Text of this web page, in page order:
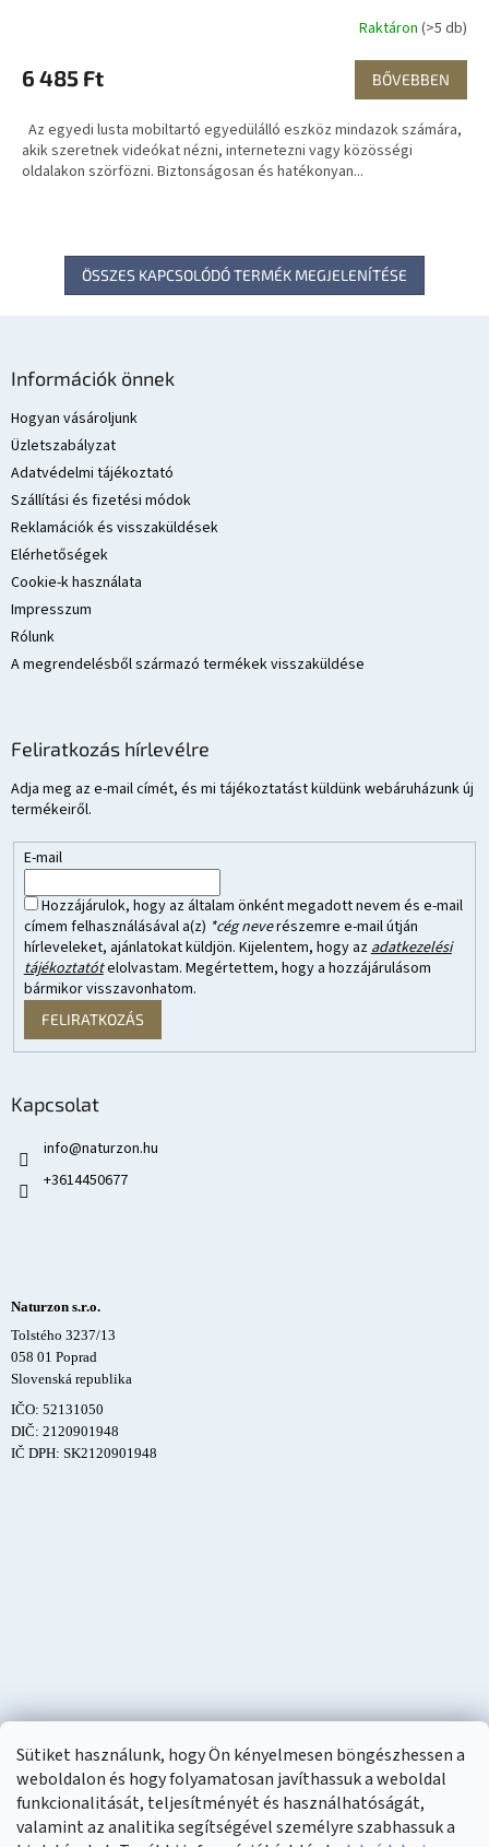
Sütiket használunk, hogy Ön kényelmesen böngészhessen a
weboldalon és hogy folyamatosan javíthassuk a weboldal
funkcionalitását, teljesítményét és használhatóságát,
valamint az analitika segítségével személyre szabhassuk a
Raktáron (>5 db)
6 485 Ft BŐVEBBEN
Az egyedi lusta mobiltartó egyedülálló eszköz mindazok számára,
akik szeretnek videókat nézni, internetezni vagy közösségi
oldalakon szörfözni. Biztonságosan és hatékonyan...
ÖSSZES KAPCSOLÓDÓ TERMÉK MEGJELENÍTÉSE
Információk önnek
Hogyan vásároljunk
Üzletszabályzat
Adatvédelmi tájékoztató
Szállítási és fizetési módok
Reklamációk és visszaküldések
Elérhetőségek
Cookie-k használata
Impresszum
Rólunk
A megrendelésből származó termékek visszaküldése
Feliratkozás hírlevélre
Adja meg az e-mail címét, és mi tájékoztatást küldünk webáruházunk új
termékeiről.
E-mail
Hozzájárulok, hogy az általam önként megadott nevem és e-mail
címem felhasználásával a(z) *cég neverészemre e-mail útján
hírleveleket, ajánlatokat küldjön. Kijelentem, hogy azadatkezelési
tájékoztatótelolvastam. Megértettem, hogy a hozzájárulásom
bármikor visszavonhatom.
FELIRATKOZÁS
Kapcsolat
info@naturzon.hu
+3614450677
Naturzon s.r.o.
Tolstého 3237/13
058 01 Poprad
Slovenská republika
IČO: 52131050
DIČ: 2120901948
IČ DPH: SK2120901948